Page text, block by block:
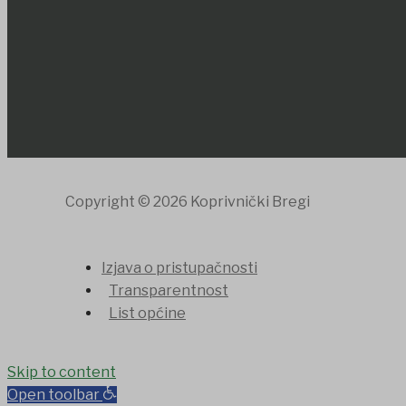
Copyright © 2026 Koprivnički Bregi
Izjava o pristupačnosti
Transparentnost
List općine
Grandpashabet
Skip to content
Open toolbar